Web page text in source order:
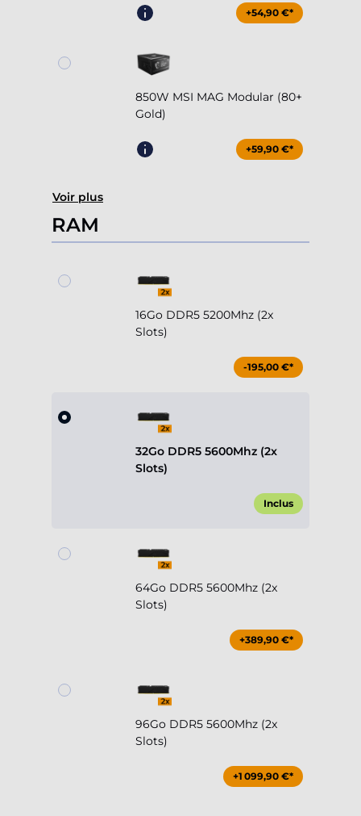
+54,90 €*
850W MSI MAG Modular (80+
Gold)
+59,90 €*
Voir plus
RAM
16Go DDR5 5200Mhz (2x
Slots)
-195,00 €*
32Go DDR5 5600Mhz (2x
Slots)
Inclus
64Go DDR5 5600Mhz (2x
Slots)
+389,90 €*
96Go DDR5 5600Mhz (2x
Slots)
+1 099,90 €*